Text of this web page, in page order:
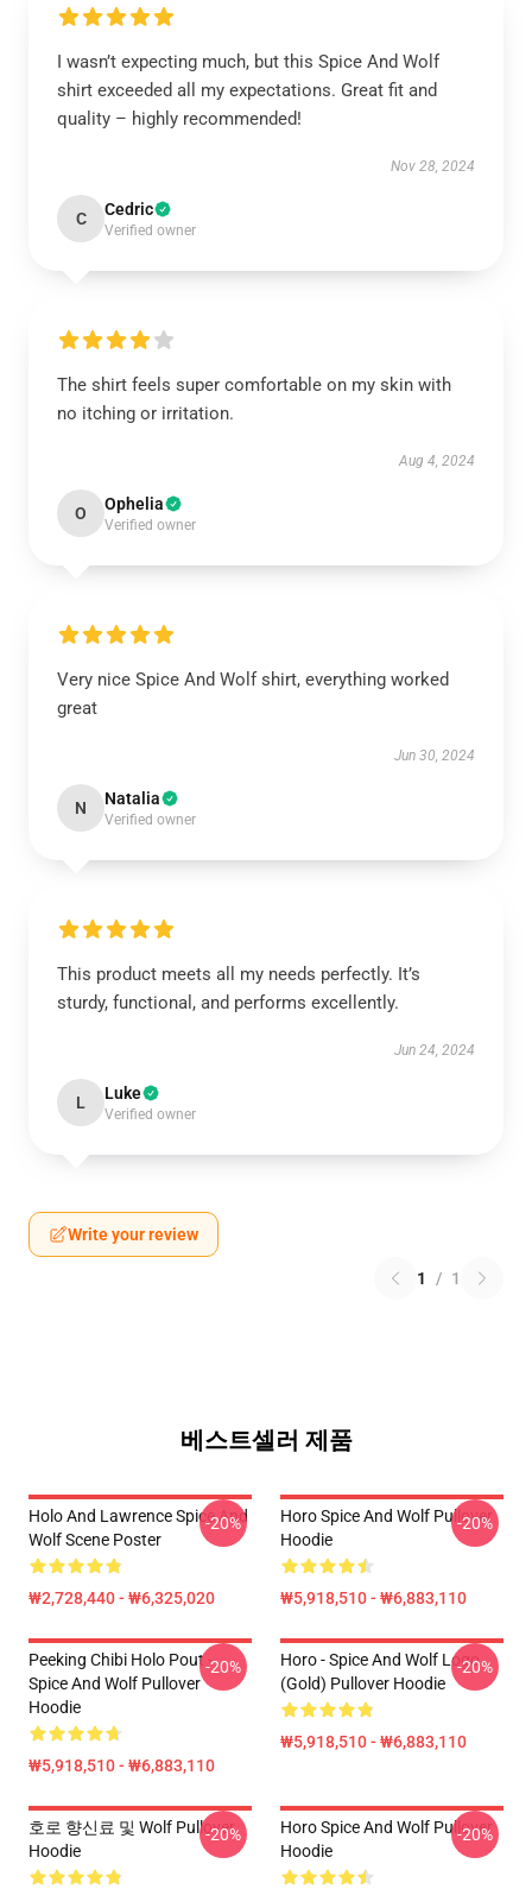
I wasn’t expecting much, but this Spice And Wolf
shirt exceeded all my expectations. Great fit and
quality – highly recommended!
Nov 28, 2024
C Cedric
Verified owner
The shirt feels super comfortable on my skin with
no itching or irritation.
Aug 4, 2024
O Ophelia
Verified owner
Very nice Spice And Wolf shirt, everything worked
great
Jun 30, 2024
N Natalia
Verified owner
This product meets all my needs perfectly. It’s
sturdy, functional, and performs excellently.
Jun 24, 2024
L Luke
Verified owner
Write your review
1 / 1
베스트셀러 제품
Holo And Lawrence Spice And
Wolf Scene Poster
₩2,728,440 - ₩6,325,020
-20%
Horo Spice And Wolf Pullover
Hoodie
₩5,918,510 - ₩6,883,110
-20%
Peeking Chibi Holo Pout -
Spice And Wolf Pullover
Hoodie
₩5,918,510 - ₩6,883,110
-20%
Horo - Spice And Wolf Logo
(Gold) Pullover Hoodie
₩5,918,510 - ₩6,883,110
-20%
호로 향신료 및 Wolf Pullover
Hoodie
-20%
Horo Spice And Wolf Pullover
Hoodie
-20%